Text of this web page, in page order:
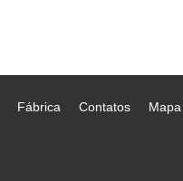
Contatos
Fábrica